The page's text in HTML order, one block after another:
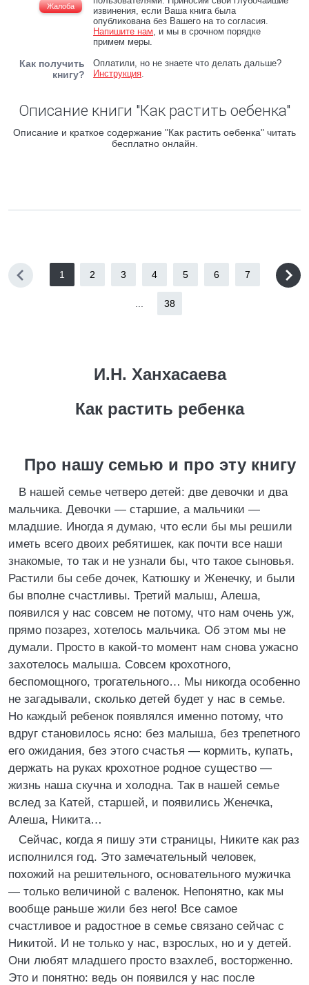
Жалоба
извинения, если Ваша книга была
опубликована без Вашего на то согласия.
Напишите нам, и мы в срочном порядке
примем меры.
Как получить
книгу?
Оплатили, но не знаете что делать дальше?
Инструкция.
Описание книги "Как растить оебенка"
Описание и краткое содержание "Как растить оебенка" читать
бесплатно онлайн.
1 2 3 4 5 6 7
38
И.Н. Ханхасаева
Как растить ребенка
Про нашу семью и про эту книгу
В нашей семье четверо детей: две девочки и два
мальчика. Девочки — старшие, а мальчики —
младшие. Иногда я думаю, что если бы мы решили
иметь всего двоих ребятишек, как почти все наши
знакомые, то так и не узнали бы, что такое сыновья.
Растили бы себе дочек, Катюшку и Женечку, и были
бы вполне счастливы. Третий малыш, Алеша,
появился у нас совсем не потому, что нам очень уж,
прямо позарез, хотелось мальчика. Об этом мы не
думали. Просто в какой-то момент нам снова ужасно
захотелось малыша. Совсем крохотного,
беспомощного, трогательного… Мы никогда особенно
не загадывали, сколько детей будет у нас в семье.
Но каждый ребенок появлялся именно потому, что
вдруг становилось ясно: без малыша, без трепетного
его ожидания, без этого счастья — кормить, купать,
держать на руках крохотное родное существо —
жизнь наша скучна и холодна. Так в нашей семье
вслед за Катей, старшей, и появились Женечка,
Алеша, Никита…
Сейчас, когда я пишу эти страницы, Никите как раз
исполнился год. Это замечательный человек,
похожий на решительного, основательного мужичка
— только величиной с валенок. Непонятно, как мы
вообще раньше жили без него! Все самое
счастливое и радостное в семье связано сейчас с
Никитой. И не только у нас, взрослых, но и у детей.
Они любят младшего просто взахлеб, восторженно.
Это и понятно: ведь он появился у нас после